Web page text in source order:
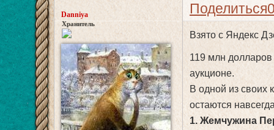
Поделиться
Danniya
Хранитель
Взято с Яндекс
119 млн
аукционе.
В одной из своих
остаются
1. Жемчужина